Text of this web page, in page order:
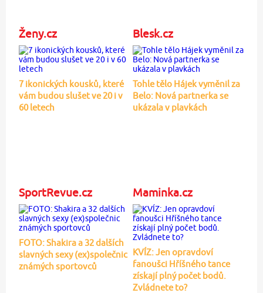
Ženy.cz
7 ikonických kousků, které
vám budou slušet ve 20 i v
60 letech
Blesk.cz
Tohle tělo Hájek vyměnil za
Belo: Nová partnerka se
ukázala v plavkách
SportRevue.cz
FOTO: Shakira a 32 dalších
slavných sexy (ex)společnic
známých sportovců
Maminka.cz
KVÍZ: Jen opravdoví
fanoušci Hříšného tance
získají plný počet bodů.
Zvládnete to?